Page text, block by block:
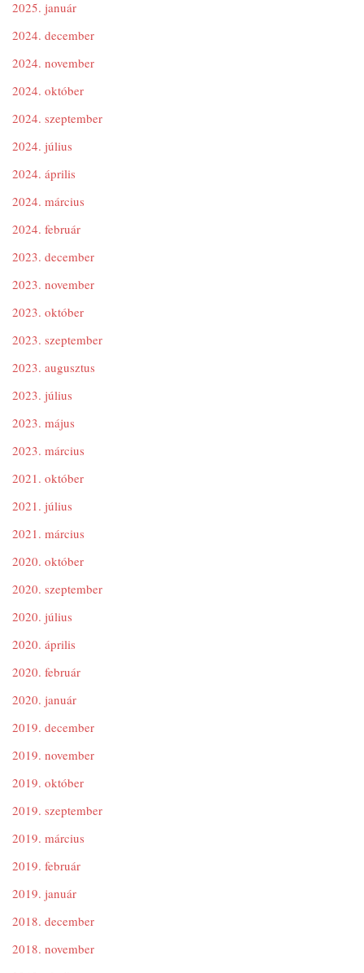
2025. január
2024. december
2024. november
2024. október
2024. szeptember
2024. július
2024. április
2024. március
2024. február
2023. december
2023. november
2023. október
2023. szeptember
2023. augusztus
2023. július
2023. május
2023. március
2021. október
2021. július
2021. március
2020. október
2020. szeptember
2020. július
2020. április
2020. február
2020. január
2019. december
2019. november
2019. október
2019. szeptember
2019. március
2019. február
2019. január
2018. december
2018. november